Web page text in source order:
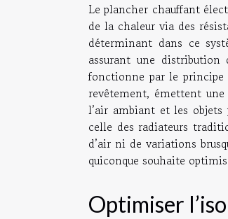
Le plancher chauffant
de la chaleur via des
déterminant dans ce
assurant une
fonctionne par le principe
revêtement, émettent
l’air ambiant et les
celle des radiateurs
d’air ni de variations
quiconque souhaite
Optimiser